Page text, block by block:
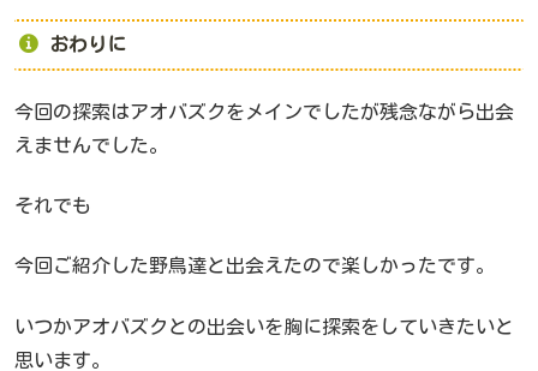
おわりに
今回の探索はアオバズクをメインでしたが残念ながら出会
えませんでした。
それでも
今回ご紹介した野鳥達と出会えたので楽しかったです。
いつかアオバズクとの出会いを胸に探索をしていきたいと
思います。